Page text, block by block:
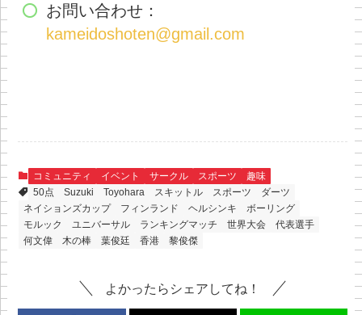
お問い合わせ：
kameidoshoten@gmail.com
コミュニティ イベント サークル スポーツ
趣味
50点
Suzuki Toyohara スキットル スポーツ
ダーツ
ネイションズカップ
フィンランド ヘルシンキ
ボーリング
モルック
ユニバーサル ランキングマッチ 世界大会
代表選手
何文偉
木の棒 葉俊廷 香港 黎俊傑
よかったらシェアしてね！